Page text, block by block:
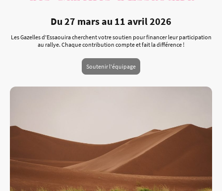
Du 27 mars au 11 avril 2026
Les Gazelles d'Essaouira cherchent votre soutien pour financer leur participation
au rallye. Chaque contribution compte et fait la différence !
Soutenir l'équipage